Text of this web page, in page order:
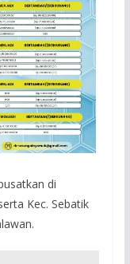
di
Kec. Sebatik